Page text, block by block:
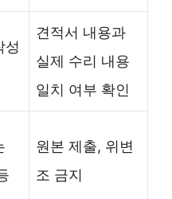
성
견적서 내용과
실제 수리 내용
일치 여부 확인
원본 제출, 위변
조 금지